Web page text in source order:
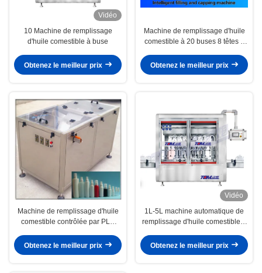
Vidéo
10 Machine de remplissage
d'huile comestible à buse
Obtenez le meilleur prix
Machine de remplissage d'huile
comestible à 20 buses 8 têtes 2
Obtenez le meilleur prix
Machine de remplissage d'huile
comestible contrôlée par PLC
Obtenez le meilleur prix
Vidéo
1L-5L machine automatique de
remplissage d'huile comestible 6
Obtenez le meilleur prix